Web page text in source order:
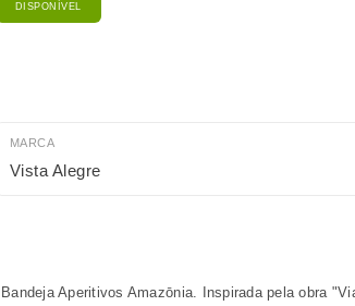
DISPONÍVEL
MARCA
Vista Alegre
Bandeja Aperitivos Amazōnia. Inspirada pela obra